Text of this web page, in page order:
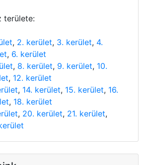
területe:
, 2. kerület, 3. kerület, 4.
, 6. kerület
, 8. kerület, 9. kerület, 10.
, 12. kerület
, 14. kerület, 15. kerület, 16.
, 18. kerület
, 20. kerület, 21. kerület,